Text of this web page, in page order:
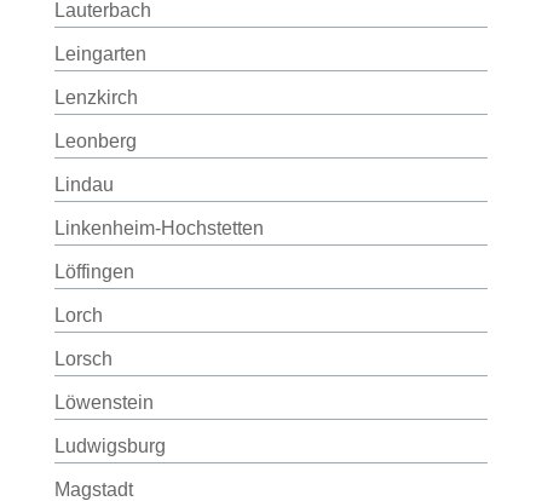
Lauterbach
Leingarten
Lenzkirch
Leonberg
Lindau
Linkenheim-Hochstetten
Löffingen
Lorch
Lorsch
Löwenstein
Ludwigsburg
Magstadt